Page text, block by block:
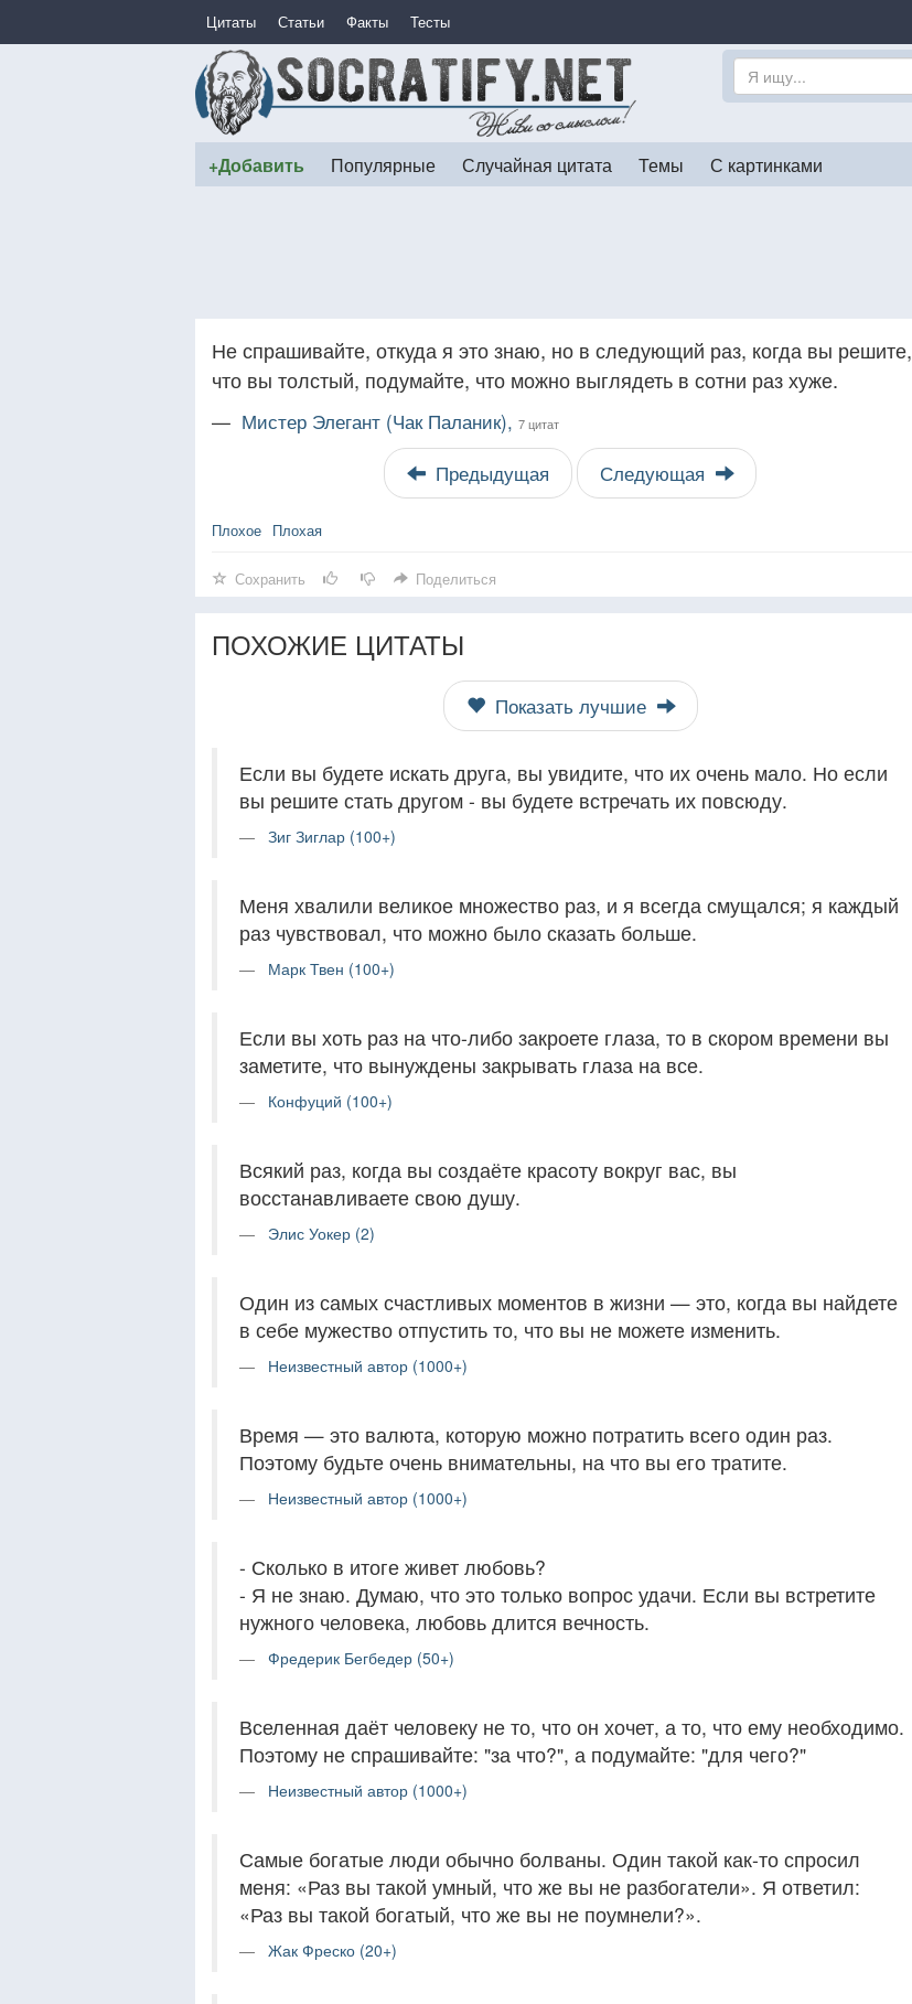
Цитаты Статьи Факты Тесты
+Добавить Популярные Случайная цитата Темы С картинками
Не спрашивайте, откуда я это знаю, но в следующий раз, когда вы решите,
что вы толстый, подумайте, что можно выглядеть в сотни раз хуже.
— Мистер Элегант (Чак Паланик), 7 цитат
Предыдущая Следующая
Плохое Плохая
Сохранить Поделиться
ПОХОЖИЕ ЦИТАТЫ
Показать лучшие
Если вы будете искать друга, вы увидите, что их очень мало. Но если
вы решите стать другом - вы будете встречать их повсюду.
Зиг Зиглар (100+)
Меня хвалили великое множество раз, и я всегда смущался; я каждый
раз чувствовал, что можно было сказать больше.
Марк Твен (100+)
Если вы хоть раз на что-либо закроете глаза, то в скором времени вы
заметите, что вынуждены закрывать глаза на все.
Конфуций (100+)
Всякий раз, когда вы создаёте красоту вокруг вас, вы
восстанавливаете свою душу.
Элис Уокер (2)
Один из самых счастливых моментов в жизни — это, когда вы найдете
в себе мужество отпустить то, что вы не можете изменить.
Неизвестный автор (1000+)
Время — это валюта, которую можно потратить всего один раз.
Поэтому будьте очень внимательны, на что вы его тратите.
Неизвестный автор (1000+)
- Сколько в итоге живет любовь?
- Я не знаю. Думаю, что это только вопрос удачи. Если вы встретите
нужного человека, любовь длится вечность.
Фредерик Бегбедер (50+)
Вселенная даёт человеку не то, что он хочет, а то, что ему необходимо.
Поэтому не спрашивайте: "за что?", а подумайте: "для чего?"
Неизвестный автор (1000+)
Самые богатые люди обычно болваны. Один такой как-то спросил
меня: «Раз вы такой умный, что же вы не разбогатели». Я ответил:
«Раз вы такой богатый, что же вы не поумнели?».
Жак Фреско (20+)